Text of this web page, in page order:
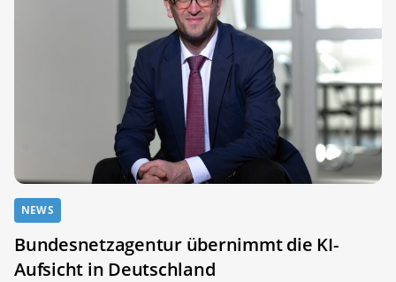
NEWS
Bundesnetzagentur übernimmt die KI-
Aufsicht in Deutschland